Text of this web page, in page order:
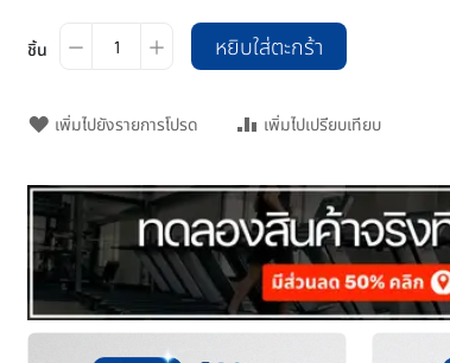
ชิ้น หยิบใส่ตะกร้า
เพิ่มไปยังรายการโปรด เพิ่มไปเปรียบเทียบ